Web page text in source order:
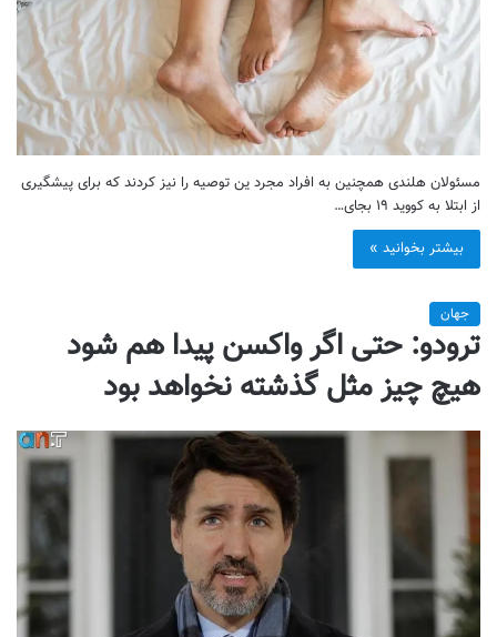
مسئولان هلندی همچنین به افراد مجرد ین توصیه را نیز کردند که برای پیشگیری
از ابتلا به کووید ۱۹ بجای…
بیشتر بخوانید »
جهان
ترودو: حتی اگر واکسن پیدا هم شود
هیچ چیز مثل گذشته نخواهد بود